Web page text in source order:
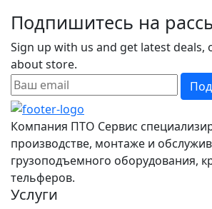
Подпишитесь на
Sign up with us and get latest deals,
about store.
Компания ПТО Сервис
производстве, монтаже и
грузоподъемного оборудования,
тельферов.
Услуги